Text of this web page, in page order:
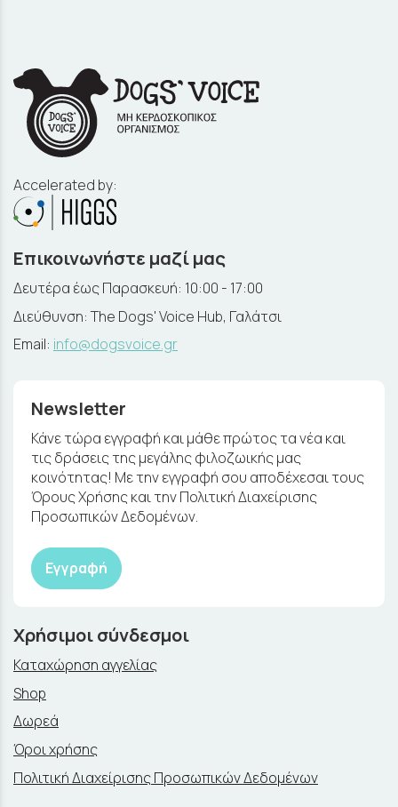
Accelerated by:
Επικοινωνήστε μαζί μας
Δευτέρα έως Παρασκευή: 10:00 - 17:00
Διεύθυνση: The Dogs' Voice Hub, Γαλάτσι
Email: info@dogsvoice.gr
Newsletter
Κάνε τώρα εγγραφή και μάθε πρώτος τα νέα και
τις δράσεις της μεγάλης φιλοζωικής μας
κοινότητας! Με την εγγραφή σου αποδέχεσαι τους
Όρους Χρήσης και την Πολιτική Διαχείρισης
Προσωπικών Δεδομένων.
Εγγραφή
Χρήσιμοι σύνδεσμοι
Καταχώρηση αγγελίας
Shop
Δωρεά
Όροι χρήσης
Πολιτική Διαχείρισης Προσωπικών Δεδομένων